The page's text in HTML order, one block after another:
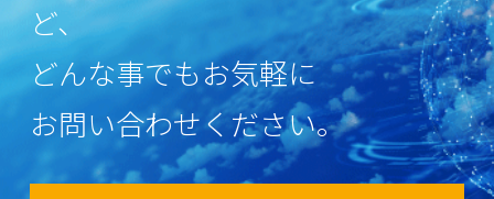
ど、
どんな事でもお気軽に
お問い合わせください。